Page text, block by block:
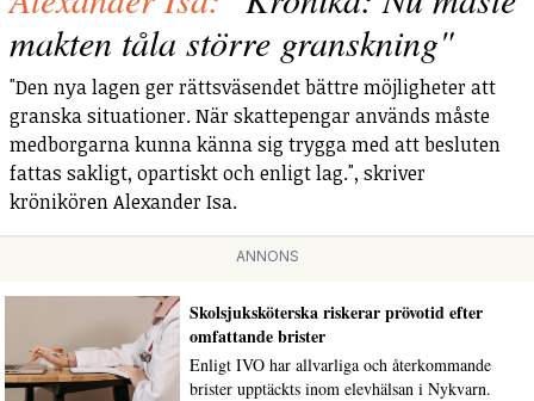
makten tåla större granskning"
"Den nya lagen ger rättsväsendet bättre möjligheter att
granska situationer. När skattepengar används måste
medborgarna kunna känna sig trygga med att besluten
fattas sakligt, opartiskt och enligt lag.", skriver
krönikören Alexander Isa.
ANNONS
Skolsjuksköterska riskerar prövotid efter
omfattande brister
Enligt IVO har allvarliga och återkommande
brister upptäckts inom elevhälsan i Nykvarn.